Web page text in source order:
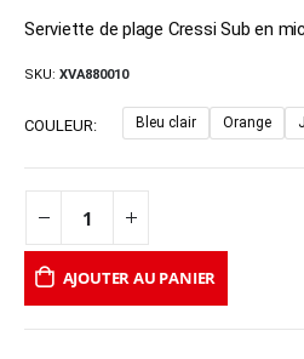
Serviette de plage Cressi Sub en
SKU: XVA880010
COULEUR Bleu clair Orange
AJOUTER AU PANIER